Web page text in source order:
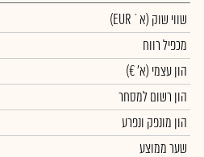
שווי שוק (א` EUR)
מכפיל רווח
הון עצמי (א' €)
הון רשום למסחר
הון מונפק ונפרע
שער ממוצע